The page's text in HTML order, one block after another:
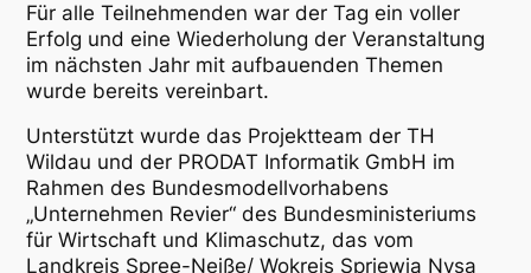
Für alle Teilnehmenden war der Tag ein voller
Erfolg und eine Wiederholung der Veranstaltung
im nächsten Jahr mit aufbauenden Themen
wurde bereits vereinbart.
Unterstützt wurde das Projektteam der TH
Wildau und der PRODAT Informatik GmbH im
Rahmen des Bundesmodellvorhabens
„Unternehmen Revier“ des Bundesministeriums
für Wirtschaft und Klimaschutz, das vom
Landkreis Spree-Neiße/ Wokrejs Sprjewja Nysa